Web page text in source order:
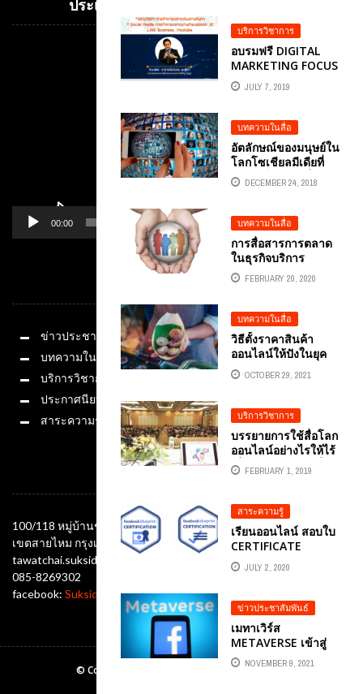
ระบุอัลไซเมอร์และ
จุลินทรีย์ในลำไส้
บริการวิชาการ
อบรมฟรี DIGITAL
MARKETING FOCUS
หลักสูตรอบรมการ
ตลาดออนไลน์ 360
JULY 7, 2019
บทความในสื่อ
อัตลักษณ์ของมนุษย์ใน
โลกโซเชียลมีเดียที่
สังคมเป็นผู้หยิบยื่นให้
DECEMBER 24, 2018
บทความในสื่อ
การสื่อสารการตลาด
ในธุรกิจบริการ
สุขภาพในยุคดิจิทัล
FEBRUARY 20, 2020
บทความในสื่อ
วิธีตั้งราคาสินค้า
ออนไลน์ให้ปังในยุค
NEW NORMAL
OCTOBER 29, 2021
บริการวิชาการ
บรรยายการใช้สื่อโลก
ออนไลน์อย่างไรให้ไร้
เสื่อม และอิทธิพลสื่อ
ต่อพฤติกรรมเสี่ยงของ
นักเรียนอาชีวศึกษา
เชตภาคตะวันออก
เฉียงเหนือ
FEBRUARY 1, 2019
สาระความรู้
เรียนออนไลน์ สอบใบ
CERTIFICATE
FACEBOOK ฟรี
อาจารย์ต้นรักแนะนำ
JULY 2, 2020
ข่าวประชาสัมพันธ์
เมทาเวิร์ส
METAVERSE เข้าสู่
โลกเสมือนจริงผ่าน
AR และ VR มีชีวิตที่
NOVEMBER 9, 2021
ประเทศ อ.ดร.ต้นรัก ธวัชชัย สุขสีดา
00:00 01:14
ข่าวประชาสัมพันธ์
บทความในสื่อ
บริการวิชาการ
ประกาศนียบัตร
สาระความรู้
100/118 หมู่บ้านชัยพฤกษ์ ซอยออเงิน แขวงออเงิน
เขตสายไหม กรุงเทพมหานคร 10220
tawatchai.suksida@gmail.com
085-8269302
facebook: Suksida Tonrak Tawatchai
© Copyright Ajtonrak All rights reserved.2019